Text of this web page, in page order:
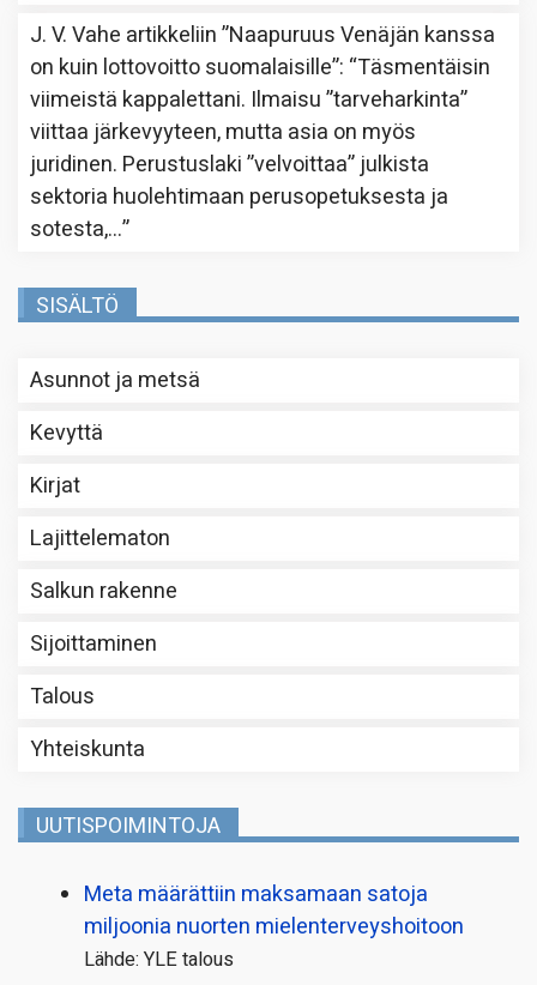
J. V. Vahe artikkeliin”Naapuruus Venäjän kanssa
on kuin lottovoitto suomalaisille”: “Täsmentäisin
viimeistä kappalettani. Ilmaisu ”tarveharkinta”
viittaa järkevyyteen, mutta asia on myös
juridinen. Perustuslaki ”velvoittaa” julkista
sektoria huolehtimaan perusopetuksesta ja
sotesta,…”
SISÄLTÖ
Asunnot ja metsä
Kevyttä
Kirjat
Lajittelematon
Salkun rakenne
Sijoittaminen
Talous
Yhteiskunta
UUTISPOIMINTOJA
Meta määrättiin maksamaan satoja
miljoonia nuorten mielenterveyshoitoon
Lähde: YLE talous